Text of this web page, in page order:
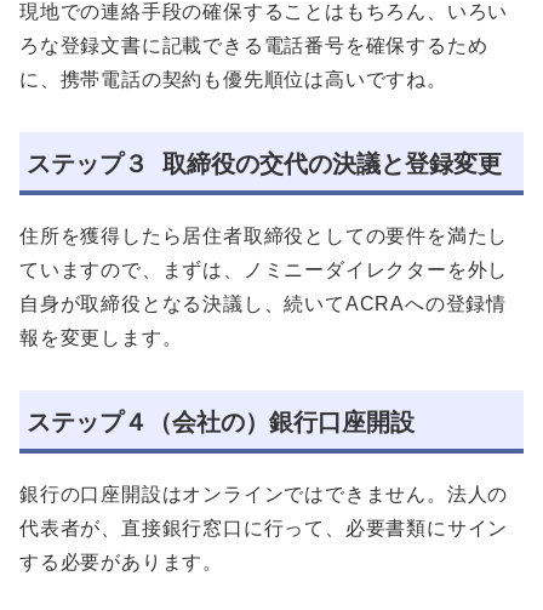
現地での連絡手段の確保することはもちろん、いろい
ろな登録文書に記載できる電話番号を確保するため
に、携帯電話の契約も優先順位は高いですね。
ステップ３ 取締役の交代の決議と登録変更
住所を獲得したら居住者取締役としての要件を満たし
ていますので、まずは、ノミニーダイレクターを外し
自身が取締役となる決議し、続いてACRAへの登録情
報を変更します。
ステップ４（会社の）銀行口座開設
銀行の口座開設はオンラインではできません。法人の
代表者が、直接銀行窓口に行って、必要書類にサイン
する必要があります。